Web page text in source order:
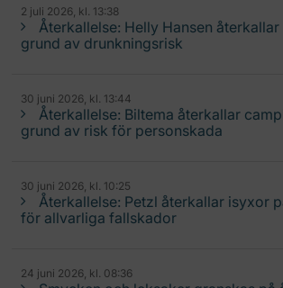
2 juli 2026, kl. 13:38
Återkallelse: Helly Hansen
grund av drunkningsrisk
30 juni 2026, kl. 13:44
Återkallelse: Biltema återkallar
grund av risk för personskada
30 juni 2026, kl. 10:25
Återkallelse: Petzl återkallar isyxor
för allvarliga fallskador
24 juni 2026, kl. 08:36